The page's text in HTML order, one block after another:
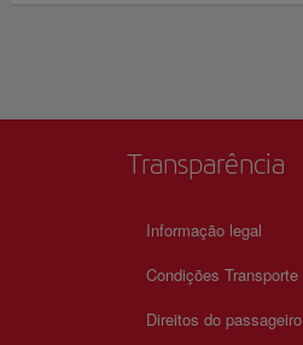
Transparência
Informação legal
Condições Transporte
Direitos do passageiro